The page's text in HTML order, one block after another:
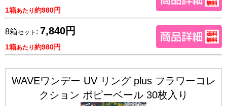
1箱あたり約980円
8箱セット : 7,840円
1箱あたり約980円
WAVEワンデー UV リング plus フラワーコレ
クション ポピーベール 30枚入り